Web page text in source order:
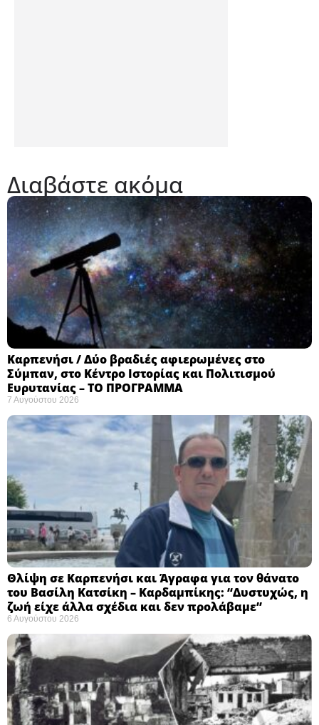
Διαβάστε ακόμα
Καρπενήσι / Δύο βραδιές αφιερωμένες στο
Σύμπαν, στο Κέντρο Ιστορίας και Πολιτισμού
Ευρυτανίας – ΤΟ ΠΡΟΓΡΑΜΜΑ
7 Αυγούστου 2026
Θλίψη σε Καρπενήσι και Άγραφα για τον θάνατο
του Βασίλη Κατσίκη – Καρδαμπίκης: “Δυστυχώς, η
ζωή είχε άλλα σχέδια και δεν προλάβαμε”
6 Αυγούστου 2026